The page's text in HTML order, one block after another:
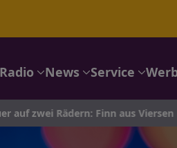
News Service
Finn aus Viersen radelt nach